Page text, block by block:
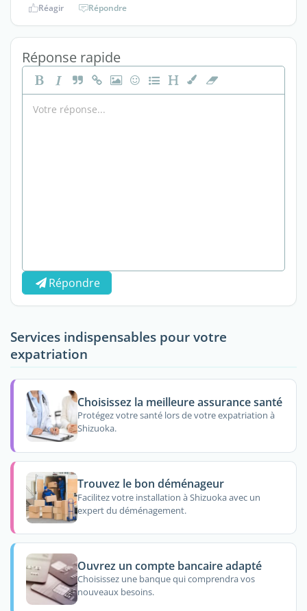
Réagir Répondre
Réponse rapide
Répondre
Services indispensables pour votre
expatriation
Choisissez la meilleure assurance santé
Protégez votre santé lors de votre expatriation à
Shizuoka.
Trouvez le bon déménageur
Facilitez votre installation à Shizuoka avec un
expert du déménagement.
Ouvrez un compte bancaire adapté
Choisissez une banque qui comprendra vos
nouveaux besoins.